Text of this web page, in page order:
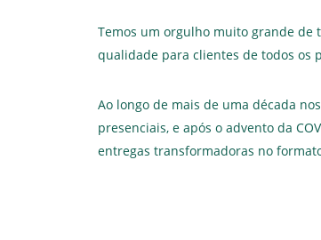
Temos um orgulho muito grande de
qualidade para clientes de todos os
Ao longo de mais de uma década
presenciais, e após o advento da
entregas transformadoras no